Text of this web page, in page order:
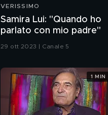
VERISSIMO
Samira Lui: "Quando ho
parlato con mio padre"
29 ott 2023 | Canale 5
1 MIN